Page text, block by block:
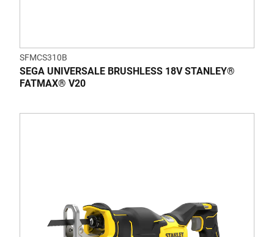
SFMCS310B
SEGA UNIVERSALE BRUSHLESS 18V STANLEY®
FATMAX® V20